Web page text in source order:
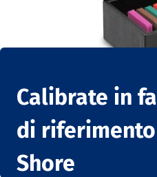
Calibrate in
di
Shore